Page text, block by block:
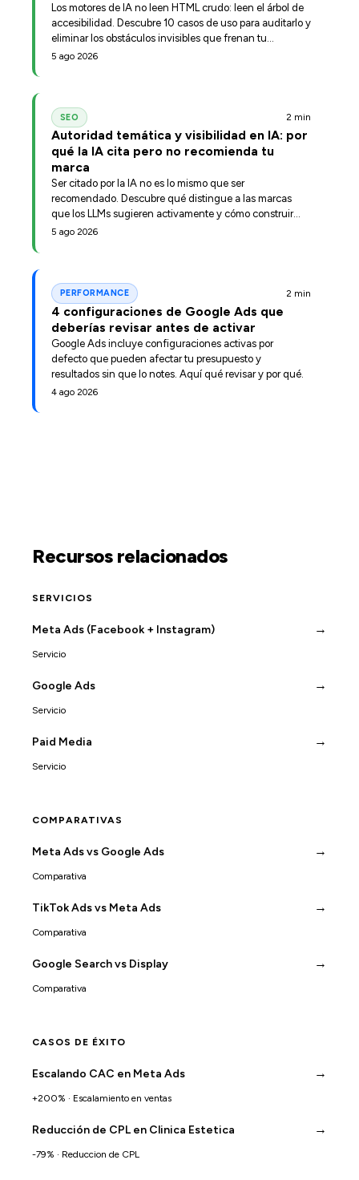
Los motores de IA no leen HTML crudo: leen el árbol de
accesibilidad. Descubre 10 casos de uso para auditarlo y
eliminar los obstáculos invisibles que frenan tu
posicionamiento.
5 ago 2026
SEO 2 min
Autoridad temática y visibilidad en IA: por
qué la IA cita pero no recomienda tu
marca
Ser citado por la IA no es lo mismo que ser
recomendado. Descubre qué distingue a las marcas
que los LLMs sugieren activamente y cómo construir
esa posición.
5 ago 2026
PERFORMANCE 2 min
4 configuraciones de Google Ads que
deberías revisar antes de activar
Google Ads incluye configuraciones activas por
defecto que pueden afectar tu presupuesto y
resultados sin que lo notes. Aquí qué revisar y por qué.
4 ago 2026
Recursos relacionados
SERVICIOS
Meta Ads (Facebook + Instagram)
Servicio
→
Google Ads
Servicio
→
Paid Media
Servicio
→
COMPARATIVAS
Meta Ads vs Google Ads
Comparativa
→
TikTok Ads vs Meta Ads
Comparativa
→
Google Search vs Display
Comparativa
→
CASOS DE ÉXITO
Escalando CAC en Meta Ads
+200% · Escalamiento en ventas
→
Reducción de CPL en Clinica Estetica
-79% · Reduccion de CPL
→